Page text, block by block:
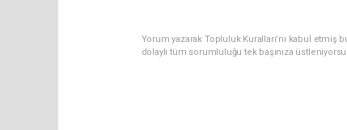
Yorum yazarak Topluluk Kuralları’nı kabul etmiş
dolaylı tüm sorumluluğu tek başınıza